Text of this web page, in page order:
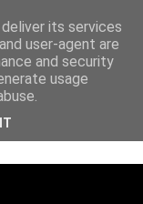
its services
user-agent are
and security
usage